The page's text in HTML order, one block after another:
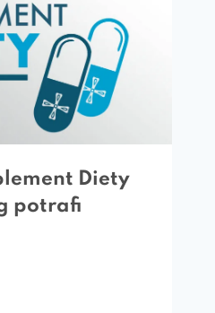
Diety
potrafi